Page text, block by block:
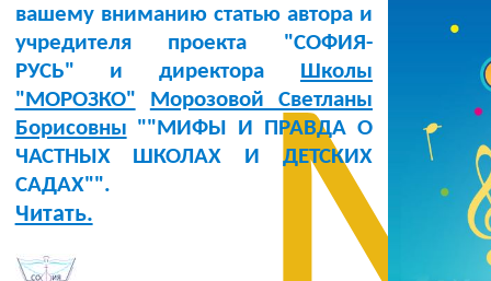
вашему вниманию статью автора и
учредителя проекта "СОФИЯ-
РУСЬ" и директора Школы
"МОРОЗКО"
Морозовой Светланы
Борисовны ""МИФЫ И ПРАВДА О
ЧАСТНЫХ ШКОЛАХ И ДЕТСКИХ
САДАХ"".
Читать.